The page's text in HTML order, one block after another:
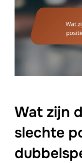
Wat zijn
slechte